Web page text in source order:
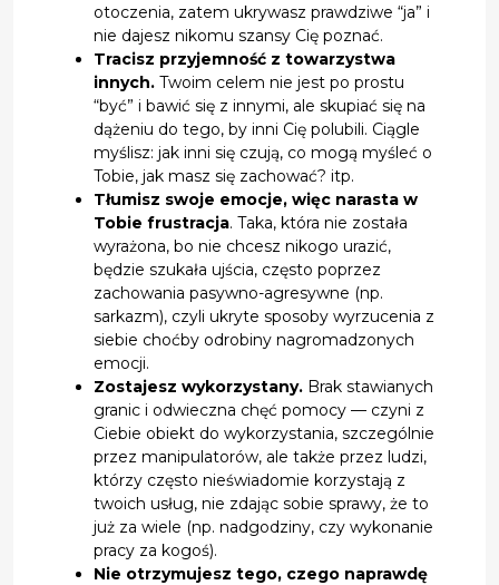
otoczenia, zatem ukrywasz prawdziwe “ja” i
nie dajesz nikomu szansy Cię poznać.
Tracisz przyjemność z towarzystwa
innych. Twoim celem nie jest po prostu
“być” i bawić się z innymi, ale skupiać się na
dążeniu do tego, by inni Cię polubili. Ciągle
myślisz: jak inni się czują, co mogą myśleć o
Tobie, jak masz się zachować? itp.
Tłumisz swoje emocje, więc narasta w
Tobie frustracja. Taka, która nie została
wyrażona, bo nie chcesz nikogo urazić,
będzie szukała ujścia, często poprzez
zachowania pasywno-agresywne (np.
sarkazm), czyli ukryte sposoby wyrzucenia z
siebie choćby odrobiny nagromadzonych
emocji.
Zostajesz wykorzystany. Brak stawianych
granic i odwieczna chęć pomocy — czyni z
Ciebie obiekt do wykorzystania, szczególnie
przez manipulatorów, ale także przez ludzi,
którzy często nieświadomie korzystają z
twoich usług, nie zdając sobie sprawy, że to
już za wiele (np. nadgodziny, czy wykonanie
pracy za kogoś).
Nie otrzymujesz tego, czego naprawdę